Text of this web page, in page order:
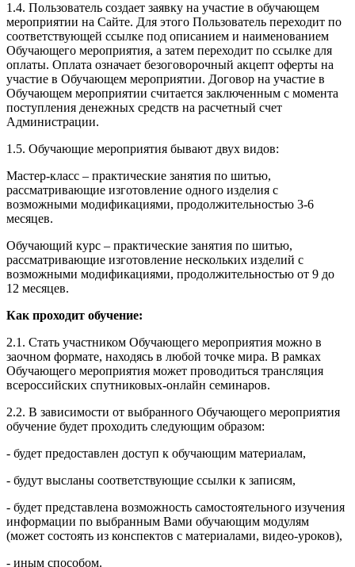
1.4. Пользователь создает заявку на участие в обучающем
мероприятии на Сайте. Для этого Пользователь переходит по
соответствующей ссылке под описанием и наименованием
Обучающего мероприятия, а затем переходит по ссылке для
оплаты. Оплата означает безоговорочный акцепт оферты на
участие в Обучающем мероприятии. Договор на участие в
Обучающем мероприятии считается заключенным с момента
поступления денежных средств на расчетный счет
Администрации.
1.5. Обучающие мероприятия бывают двух видов:
Мастер-класс – практические занятия по шитью,
рассматривающие изготовление одного изделия с
возможными модификациями, продолжительностью 3-6
месяцев.
Обучающий курс – практические занятия по шитью,
рассматривающие изготовление нескольких изделий с
возможными модификациями, продолжительностью от 9 до
12 месяцев.
Как проходит обучение:
2.1. Стать участником Обучающего мероприятия можно в
заочном формате, находясь в любой точке мира. В рамках
Обучающего мероприятия может проводиться трансляция
всероссийских спутниковых-онлайн семинаров.
2.2. В зависимости от выбранного Обучающего мероприятия
обучение будет проходить следующим образом:
- будет предоставлен доступ к обучающим материалам,
- будут высланы соответствующие ссылки к записям,
- будет представлена возможность самостоятельного изучения
информации по выбранным Вами обучающим модулям
(может состоять из конспектов с материалами, видео-уроков),
- иным способом.